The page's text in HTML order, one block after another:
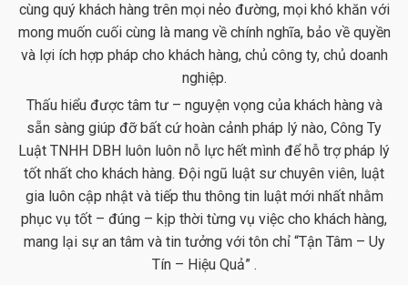
cùng quý khách hàng trên mọi nẻo đường, mọi khó khăn với
mong muốn cuối cùng là mang về chính nghĩa, bảo về quyền
và lợi ích hợp pháp cho khách hàng, chủ công ty, chủ doanh
nghiệp.
Thấu hiểu được tâm tư – nguyện vọng của khách hàng và
sẵn sàng giúp đỡ bất cứ hoàn cảnh pháp lý nào, Công Ty
Luật TNHH DBH luôn luôn nỗ lực hết mình để hỗ trợ pháp lý
tốt nhất cho khách hàng. Đội ngũ luật sư chuyên viên, luật
gia luôn cập nhật và tiếp thu thông tin luật mới nhất nhằm
phục vụ tốt – đúng – kịp thời từng vụ việc cho khách hàng,
mang lại sự an tâm và tin tưởng với tôn chỉ “Tận Tâm – Uy
Tín – Hiệu Quả” .